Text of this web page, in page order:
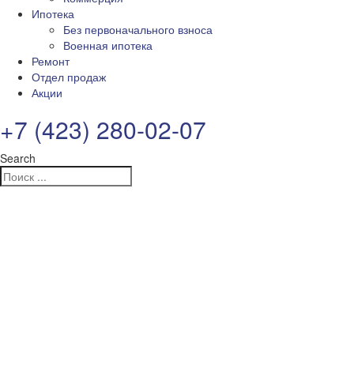
Ипотека
Без первоначального взноса
Военная ипотека
Ремонт
Отдел продаж
Акции
+7 (423) 280-02-07
Search